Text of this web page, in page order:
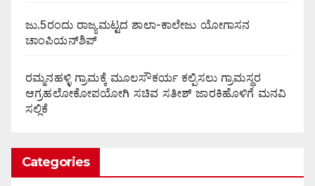
ಜು.5ರಂದು ರಾಜ್ಯಮಟ್ಟದ ಶಾಲಾ-ಕಾಲೇಜು ಯೋಗಾಸನ
ಚಾಂಪಿಯನ್‌ಶಿಪ್
ರಮ್ಮನಹಳ್ಳಿ ಗ್ರಾಮಕ್ಕೆ ಮೂಲಸೌಕರ್ಯ ಕಲ್ಪಿಸಲು ಗ್ರಾಮಸ್ಥರ
ಆಗ್ರಹಲೋಕೋಪಯೋಗಿ ಸಚಿವ ಸತೀಶ್ ಜಾರಕಿಹೊಳಿಗೆ ಮನವಿ
ಸಲ್ಲಿಕೆ
Categories